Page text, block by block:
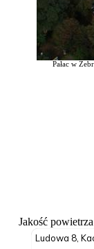
Pałac w
Jakość